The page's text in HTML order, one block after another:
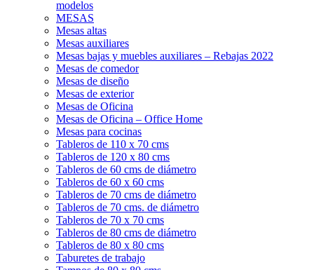
modelos
MESAS
Mesas altas
Mesas auxiliares
Mesas bajas y muebles auxiliares – Rebajas 2022
Mesas de comedor
Mesas de diseño
Mesas de exterior
Mesas de Oficina
Mesas de Oficina – Office Home
Mesas para cocinas
Tableros de 110 x 70 cms
Tableros de 120 x 80 cms
Tableros de 60 cms de diámetro
Tableros de 60 x 60 cms
Tableros de 70 cms de diámetro
Tableros de 70 cms. de diámetro
Tableros de 70 x 70 cms
Tableros de 80 cms de diámetro
Tableros de 80 x 80 cms
Taburetes de trabajo